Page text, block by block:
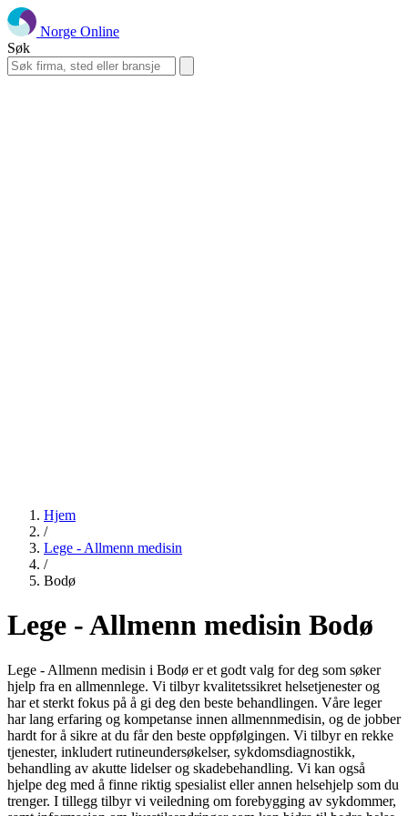
Norge Online
Søk
Hjem
/
Lege - Allmenn medisin
/
Bodø
Lege - Allmenn medisin Bodø
Lege - Allmenn medisin i Bodø er et godt valg for deg som søker
hjelp fra en allmennlege. Vi tilbyr kvalitetssikret helsetjenester og
har et sterkt fokus på å gi deg den beste behandlingen. Våre leger
har lang erfaring og kompetanse innen allmennmedisin, og de jobber
hardt for å sikre at du får den beste oppfølgingen. Vi tilbyr en rekke
tjenester, inkludert rutineundersøkelser, sykdomsdiagnostikk,
behandling av akutte lidelser og skadebehandling. Vi kan også
hjelpe deg med å finne riktig spesialist eller annen helsehjelp som du
trenger. I tillegg tilbyr vi veiledning om forebygging av sykdommer,